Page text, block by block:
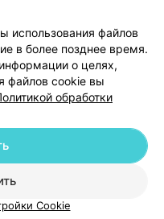
cookie
данных
| 220012, Республика Беларусь,
использования файлов
в более позднее время.
о целях,
файлов cookie вы
обработки
Cookie